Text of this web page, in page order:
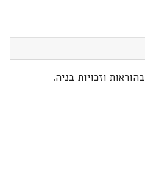
וזכויות בניה.